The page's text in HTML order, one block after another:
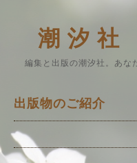
潮 汐
編集と出版の潮汐社。あな
出版物のご紹介